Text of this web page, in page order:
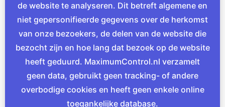
de website te analyseren. Dit betreft algemene en
niet gepersonifieerde gegevens over de herkomst
van onze bezoekers, de delen van de website die
bezocht zijn en hoe lang dat bezoek op de website
heeft geduurd. MaximumControl.nl verzamelt
geen data, gebruikt geen tracking- of andere
overbodige cookies en heeft geen enkele online
toegankelijke database.